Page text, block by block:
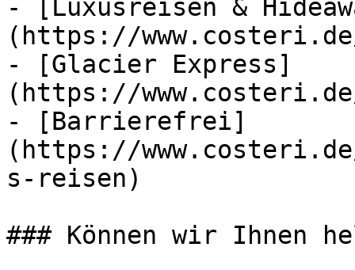
- [Luxusreisen &
(https://
- [Glacier Express]
(https://
- [Barrierefrei]
(https://
s-reisen)
### Können wir Ihnen